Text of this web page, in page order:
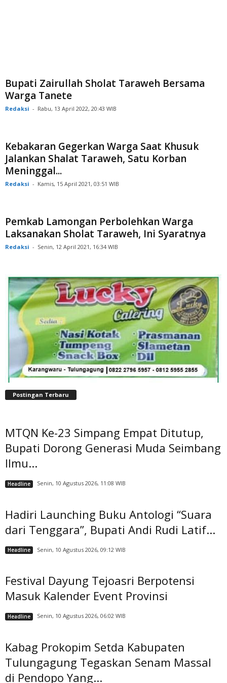
Bupati Zairullah Sholat Taraweh Bersama
Warga Tanete
Redaksi - Rabu, 13 April 2022, 20:43 WIB
Kebakaran Gegerkan Warga Saat Khusuk
Jalankan Shalat Taraweh, Satu Korban
Meninggal...
Redaksi - Kamis, 15 April 2021, 03:51 WIB
Pemkab Lamongan Perbolehkan Warga
Laksanakan Sholat Taraweh, Ini Syaratnya
Redaksi - Senin, 12 April 2021, 16:34 WIB
Postingan Terbaru
MTQN Ke-23 Simpang Empat Ditutup,
Bupati Dorong Generasi Muda Seimbang
Ilmu...
Headline Senin, 10 Agustus 2026, 11:08 WIB
Hadiri Launching Buku Antologi “Suara
dari Tenggara”, Bupati Andi Rudi Latif...
Headline Senin, 10 Agustus 2026, 09:12 WIB
Festival Dayung Tejoasri Berpotensi
Masuk Kalender Event Provinsi
Headline Senin, 10 Agustus 2026, 06:02 WIB
Kabag Prokopim Setda Kabupaten
Tulungagung Tegaskan Senam Massal
di Pendopo Yang...